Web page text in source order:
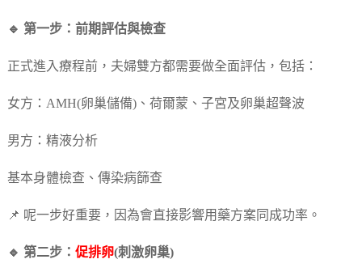
🔹 第一步：前期評估與檢查
正式進入療程前，夫婦雙方都需要做全面評估，包括：
女方：AMH(卵巢儲備)、荷爾蒙、子宮及卵巢超聲波
男方：精液分析
基本身體檢查、傳染病篩查
📌 呢一步好重要，因為會直接影響用藥方案同成功率。
🔹 第二步： 促排卵(刺激卵巢)